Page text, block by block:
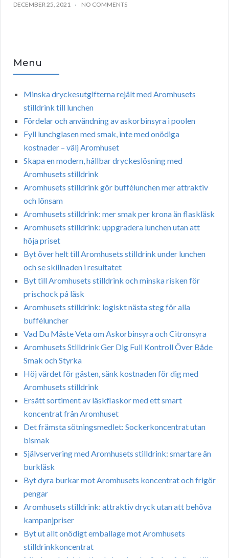
DECEMBER 25, 2021 NO COMMENTS
Menu
Minska dryckesutgifterna rejält med Aromhusets
stilldrink till lunchen
Fördelar och användning av askorbinsyra i poolen
Fyll lunchglasen med smak, inte med onödiga
kostnader – välj Aromhuset
Skapa en modern, hållbar dryckeslösning med
Aromhusets stilldrink
Aromhusets stilldrink gör buffélunchen mer attraktiv
och lönsam
Aromhusets stilldrink: mer smak per krona än flaskläsk
Aromhusets stilldrink: uppgradera lunchen utan att
höja priset
Byt över helt till Aromhusets stilldrink under lunchen
och se skillnaden i resultatet
Byt till Aromhusets stilldrink och minska risken för
prischock på läsk
Aromhusets stilldrink: logiskt nästa steg för alla
bufféluncher
Vad Du Måste Veta om Askorbinsyra och Citronsyra
Aromhusets Stilldrink Ger Dig Full Kontroll Över Både
Smak och Styrka
Höj värdet för gästen, sänk kostnaden för dig med
Aromhusets stilldrink
Ersätt sortiment av läskflaskor med ett smart
koncentrat från Aromhuset
Det främsta sötningsmedlet: Sockerkoncentrat utan
bismak
Självservering med Aromhusets stilldrink: smartare än
burkläsk
Byt dyra burkar mot Aromhusets koncentrat och frigör
pengar
Aromhusets stilldrink: attraktiv dryck utan att behöva
kampanjpriser
Byt ut allt onödigt emballage mot Aromhusets
stilldrinkkoncentrat